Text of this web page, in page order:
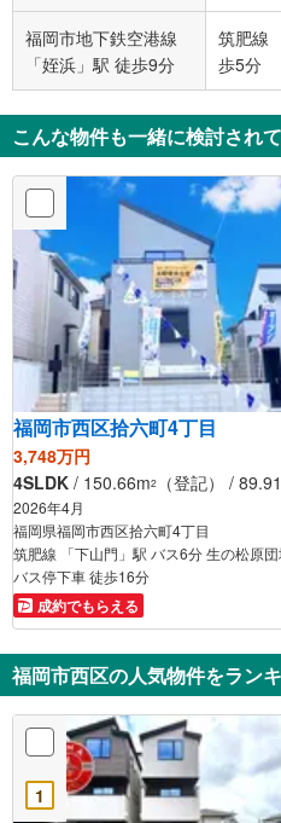
福岡市地下鉄空港線
「姪浜」駅 徒歩9分
筑肥線
歩5分
こんな物件も一緒に検討され
福岡市西区拾六町4丁目
3,748万円
4SLDK / 150.66m2 （登記） /
2026年4月
福岡県福岡市西区拾六町4丁目
筑肥線 「下山門」駅 バス6分 生の松原団
バス停下車 徒歩16分
成約でもらえる
福岡市西区の人気物件をラン
1